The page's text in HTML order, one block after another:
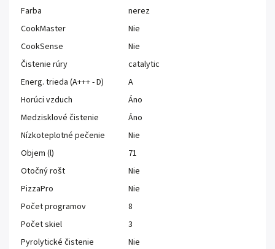
Farba
nerez
CookMaster
Nie
CookSense
Nie
Čistenie rúry
catalytic
Energ. trieda (A+++ - D)
A
Horúci vzduch
Áno
Medzisklové čistenie
Áno
Nízkoteplotné pečenie
Nie
Objem (l)
71
Otočný rošt
Nie
PizzaPro
Nie
Počet programov
8
Počet skiel
3
Pyrolytické čistenie
Nie